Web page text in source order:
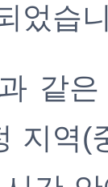
었습
같
지역(